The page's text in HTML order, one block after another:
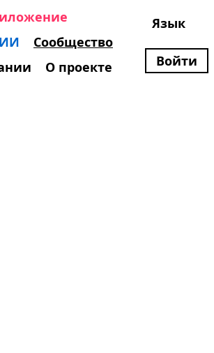
Сообщество
О проекте
Язык
Войти